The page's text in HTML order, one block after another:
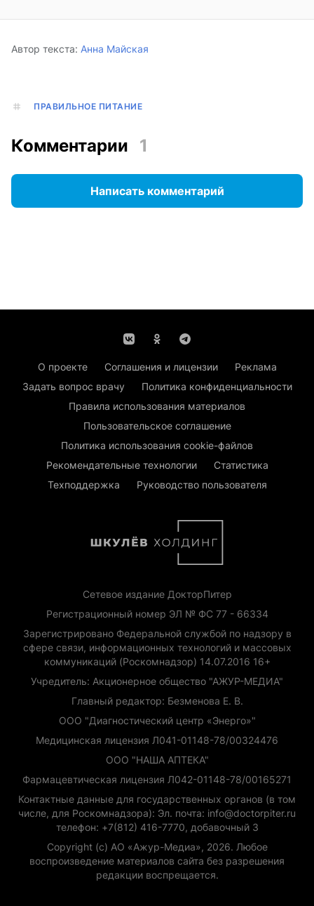
Автор текста: Анна Майская
ПРАВИЛЬНОЕ ПИТАНИЕ
Комментарии 1
Написать комментарий
О проекте Соглашения и лицензии
Реклама
Задать вопрос врачу
Политика конфиденциальности
Правила использования материалов
Пользовательское соглашение
Политика использования cookie-файлов
Рекомендательные технологии
Статистика
Техподдержка
Руководство пользователя
Сетевое издание ДокторПитер
Регистрационный номер ЭЛ № ФС 77 - 66334
Зарегистрировано Федеральной службой по надзору в
сфере связи, информационных технологий и массовых
коммуникаций (Роскомнадзор) 14.07.2016 16+
Учредитель: Акционерное общество "АЖУР-МЕДИА"
Главный редактор: Безменова Е. В.
ООО "Диагностический центр «Энерго»"
Медицинская лицензия Л041-01148-78/00324476
ООО "НАША АПТЕКА"
Фармацевтическая лицензия Л042-01148-78/00165271
Контактные данные для государственных органов (в том
числе, для Роскомнадзора): Эл. почта: info@doctorpiter.ru
телефон: +7(812) 416-7770, добавочный 3
Copyright (с) АО «Ажур-Медиа», 2026. Любое
воспроизведение материалов сайта без разрешения
редакции воспрещается.